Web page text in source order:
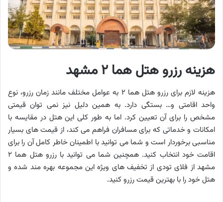
هزینه رزرو هتل هما ۲ مشهد
هزینه لازم برای رزرو هتل هما ۲ به عوامل مختلف مانند زمان رزرو، نوع
واحد اقامتی و… بستگی دارد. به همین دلیل نیز نمی توان قیمتی
مشخص را برای آن تعیین کرد. اما به طور کلی این هتل در مقایسه با
امکانات و خدماتی که برای مسافران فراهم می کند، از قیمت های بسیار
مناسبی برخوردار است و شما می توانید با اطمینان خاطر کامل آن را برای
اقامت خود انتخاب کنید. همچنین شما می توانید با رزرو هتل هما ۲
مشهد از فلای تودی از تخفیف های ویژه این مجموعه بهره مند شده و
هتل خود را با بهترین قیمت رزرو کنید.